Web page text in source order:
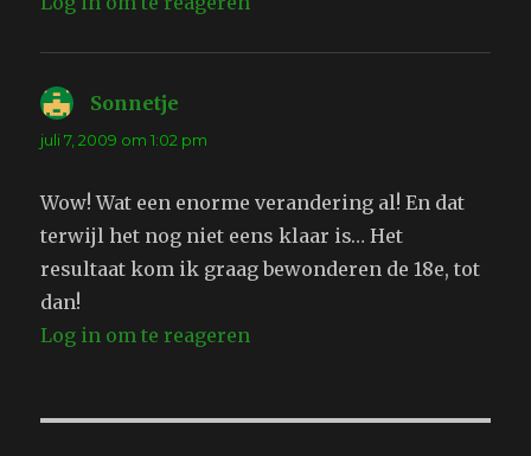
Sonnetje
juli 7, 2009 om 1:02 pm
Wow! Wat een enorme verandering al! En dat
terwijl het nog niet eens klaar is… Het
resultaat kom ik graag bewonderen de 18e, tot
dan!
Log in om te reageren